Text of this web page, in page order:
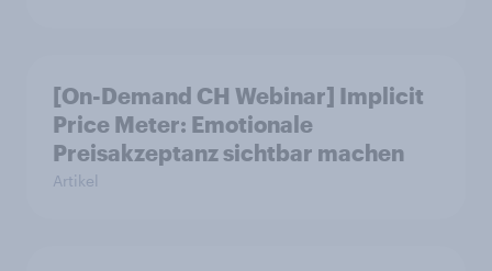
[On-Demand CH Webinar] Implicit
Price Meter: Emotionale
Preisakzeptanz sichtbar machen
Artikel